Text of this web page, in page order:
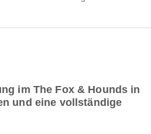
im The Fox & Hounds in
und eine vollständige